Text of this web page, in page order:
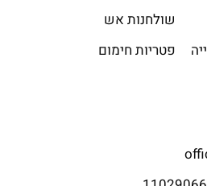
שולחנות אש
פטריות חימום